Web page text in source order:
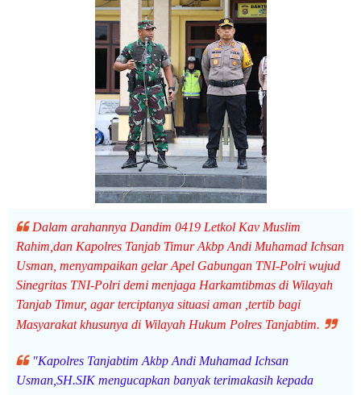
Dalam arahannya Dandim 0419 Letkol Kav Muslim
Rahim,dan Kapolres Tanjab Timur Akbp Andi Muhamad Ichsan
Usman, menyampaikan gelar Apel Gabungan TNI-Polri wujud
Sinegritas TNI-Polri demi menjaga Harkamtibmas di Wilayah
Tanjab Timur, agar terciptanya situasi aman ,tertib bagi
Masyarakat khusunya di Wilayah Hukum Polres Tanjabtim.
"Kapolres Tanjabtim Akbp Andi Muhamad Ichsan
Usman,SH.SIK mengucapkan banyak terimakasih kepada